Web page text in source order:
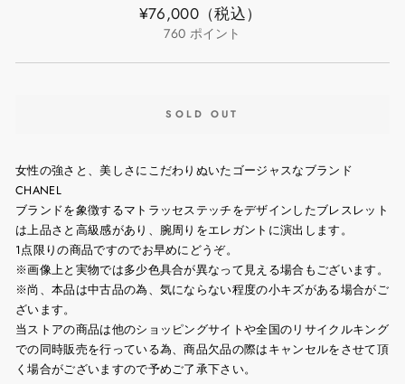
通
¥76,000（税込）
760 ポイント
SOLD OUT
女性の強さと、美しさにこだわりぬいたゴージャスなブランド
CHANEL
ブランドを象徴するマトラッセステッチをデザインしたブレスレット
は上品さと高級感があり、腕周りをエレガントに演出します。
1点限りの商品ですのでお早めにどうぞ。
※画像上と実物では多少色具合が異なって見える場合もございます。
※尚、本品は中古品の為、気にならない程度の小キズがある場合がご
ざいます。
当ストアの商品は他のショッピングサイトや全国のリサイクルキング
での同時販売を行っている為、商品欠品の際はキャンセルをさせて頂
く場合がございますので予めご了承下さい。